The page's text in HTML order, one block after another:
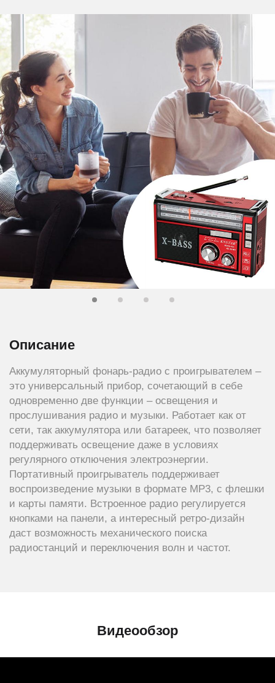
Описание
Аккумуляторный фонарь-радио с проигрывателем –
это универсальный прибор, сочетающий в себе
одновременно две функции – освещения и
прослушивания радио и музыки. Работает как от
сети, так аккумулятора или батареек, что позволяет
поддерживать освещение даже в условиях
регулярного отключения электроэнергии.
Портативный проигрыватель поддерживает
воспроизведение музыки в формате МР3, с флешки
и карты памяти. Встроенное радио регулируется
кнопками на панели, а интересный ретро-дизайн
даст возможность механического поиска
радиостанций и переключения волн и частот.
Видеообзор